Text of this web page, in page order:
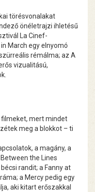
törésvonalakat
önéletrajzi ihletésű
La Cinef-
March egy elnyomó
rémálma; az A
vizualitású,
filmeket, mert mindet
meg a blokkot – ti
a magány, a
the Lines
randit; a Fanny at
a Mercy pedig egy
aki kitart erőszakkal